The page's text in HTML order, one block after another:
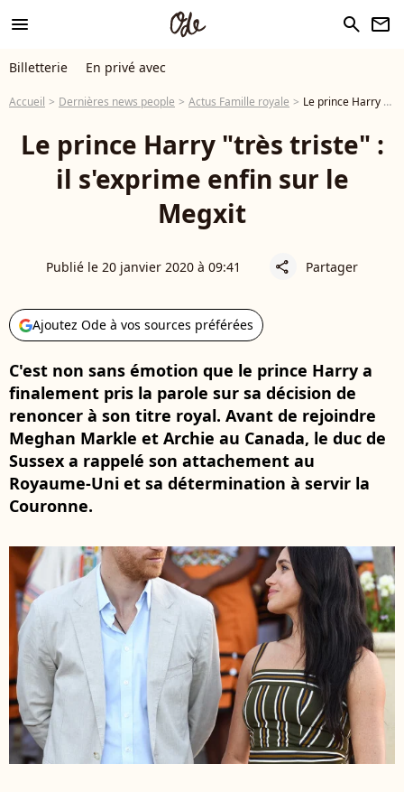
menu search newsletter
Billetterie En privé avec
Accueil Dernières news people Actus Famille royale Le prince Harry "très triste" : il s'exprime enfin sur le Megxit
Le prince Harry "très triste" :
il s'exprime enfin sur le
Megxit
Publié le 20 janvier 2020 à 09:41 share Partager
Ajoutez Ode à vos sources préférées
C'est non sans émotion que le prince Harry a
finalement pris la parole sur sa décision de
renoncer à son titre royal. Avant de rejoindre
Meghan Markle et Archie au Canada, le duc de
Sussex a rappelé son attachement au
Royaume-Uni et sa détermination à servir la
Couronne.